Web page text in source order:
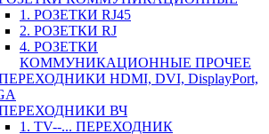
1. РОЗЕТКИ RJ45
2. РОЗЕТКИ RJ
4. РОЗЕТКИ
КОММУНИКАЦИОННЫЕ ПРОЧЕЕ
HDMI, DVI, DisplayPort,
ПЕРЕХОДНИКИ ВЧ
1. TV--... ПЕРЕХОДНИК